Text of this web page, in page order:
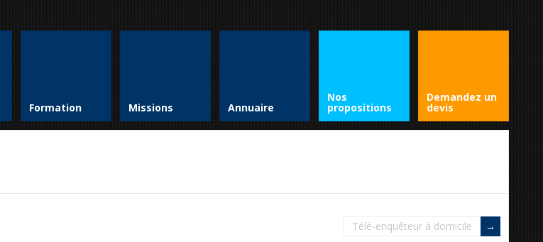
Formation Missions Annuaire
Nos
propositions
Demandez un
devis
Télé-enquêteur à domicile